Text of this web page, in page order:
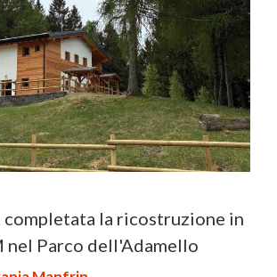
completata la ricostruzione in
nel Parco dell'Adamello